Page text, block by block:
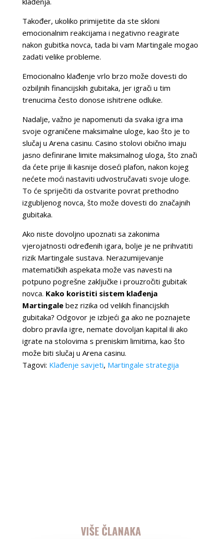
Također, ukoliko primijetite da ste skloni
emocionalnim reakcijama i negativno reagirate
nakon gubitka novca, tada bi vam Martingale mogao
zadati velike probleme.
Emocionalno klađenje vrlo brzo može dovesti do
ozbiljnih financijskih gubitaka, jer igrači u tim
trenucima često donose ishitrene odluke.
Nadalje, važno je napomenuti da svaka igra ima
svoje ograničene maksimalne uloge, kao što je to
slučaj u Arena casinu. Casino stolovi obično imaju
jasno definirane limite maksimalnog uloga, što znači
da ćete prije ili kasnije doseći plafon, nakon kojeg
nećete moći nastaviti udvostručavati svoje uloge.
To će spriječiti da ostvarite povrat prethodno
izgubljenog novca, što može dovesti do značajnih
gubitaka.
Ako niste dovoljno upoznati sa zakonima
vjerojatnosti određenih igara, bolje je ne prihvatiti
rizik Martingale sustava. Nerazumijevanje
matematičkih aspekata može vas navesti na
potpuno pogrešne zaključke i prouzročiti gubitak
novca. Kako koristiti sistem klađenja
Martingalebez rizika od velikih financijskih
gubitaka? Odgovor je izbjeći ga ako ne poznajete
dobro pravila igre, nemate dovoljan kapital ili ako
igrate na stolovima s preniskim limitima, kao što
može biti slučaj u Arena casinu.
Tagovi: Klađenje savjeti, Martingale strategija
VIŠE ČLANAKA